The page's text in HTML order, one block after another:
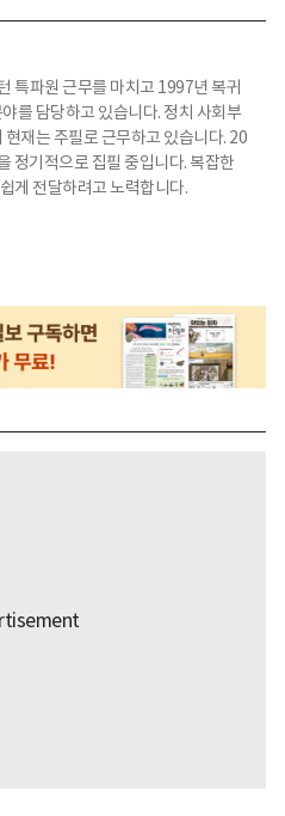
특파원 근무를 마치고 1997년 복귀
를 담당하고 있습니다. 정치 사회부
현재는 주필로 근무하고 있습니다. 20
정기적으로 집필 중입니다. 복잡한
게 전달하려고 노력합니다.